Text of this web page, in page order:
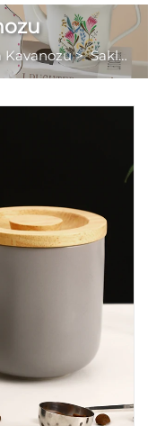
Kavanozu>Saklama kavanozu